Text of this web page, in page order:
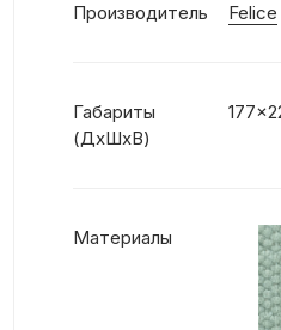
Производитель Felice
Габариты
(ДхШхВ)
Материалы